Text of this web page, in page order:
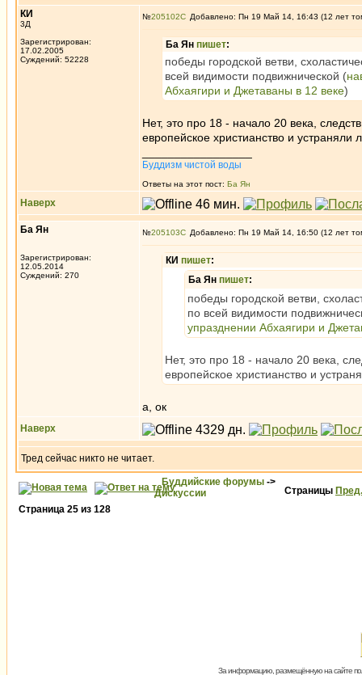
КИ
3Д
Зарегистрирован:
17.02.2005
Суждений: 52228
№205102 Добавлено: Пн 19 Май 14, 16:43 (12 лет
Ба Ян пишет:
победы городской ветви,
всей видимости подвижнической (
Абхаягири и Джетаваны в 12 веке)
Нет, это про 18 - начало 20 века,
европейское христианство и
Буддизм чистой воды
Ответы на этот пост: Ба Ян
Наверх
Ба Ян
Зарегистрирован:
12.05.2014
Суждений: 270
№205103 Добавлено: Пн 19 Май 14, 16:50 (12 лет
КИ пишет:
Ба Ян пишет:
победы городской ветви,
по всей видимости
упразднении Абхаягири и
Нет, это про 18 - начало 20 века,
европейское христианство и
а, ок
Наверх
Тред сейчас никто не читает.
Буддийские форумы ->
Дискуссии
Страницы Пред.
Страница 25 из 128
За информацию, размещённую на сайте